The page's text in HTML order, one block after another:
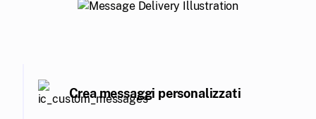
Crea messaggi personalizzati